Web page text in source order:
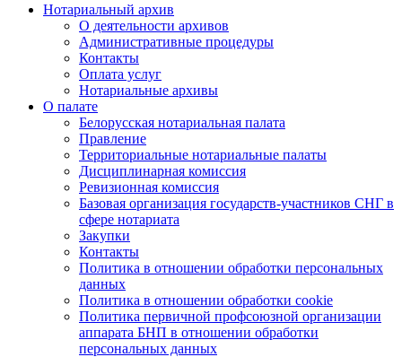
Нотариальный архив
О деятельности архивов
Административные процедуры
Контакты
Оплата услуг
Нотариальные архивы
О палате
Белорусская нотариальная палата
Правление
Территориальные нотариальные палаты
Дисциплинарная комиссия
Ревизионная комиссия
Базовая организация государств-участников СНГ в
сфере нотариата
Закупки
Контакты
Политика в отношении обработки персональных
данных
Политика в отношении обработки cookie
Политика первичной профсоюзной организации
аппарата БНП в отношении обработки
персональных данных